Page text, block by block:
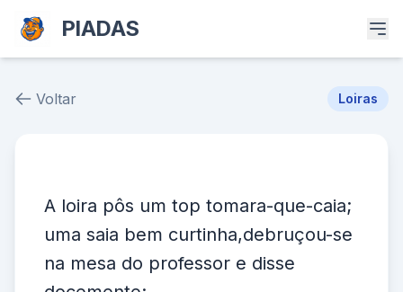
PIADAS
Voltar Loiras
A loira pôs um top tomara-que-caia;
uma saia bem curtinha,debruçou-se
na mesa do professor e disse